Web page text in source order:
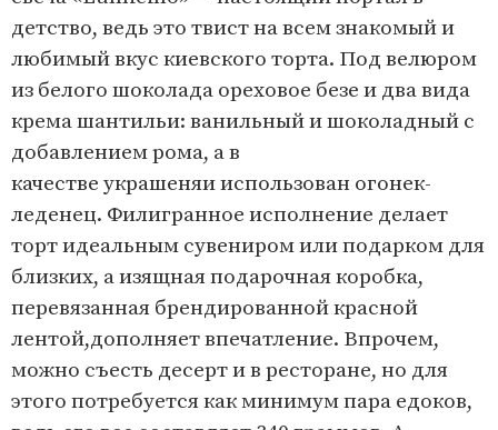
детство, ведь это твист на всем знакомый и
любимый вкус киевского торта. Под велюром
из белого шоколада ореховое безе и два вида
крема шантильи: ванильный и шоколадный с
добавлением рома, а в
качестве украшеняи использован огонек-
леденец. Филигранное исполнение делает
торт идеальным сувениром или подарком для
близких, а изящная подарочная коробка,
перевязанная брендированной красной
лентой,дополняет впечатление. Впрочем,
можно съесть десерт и в ресторане, но для
этого потребуется как минимум пара едоков,